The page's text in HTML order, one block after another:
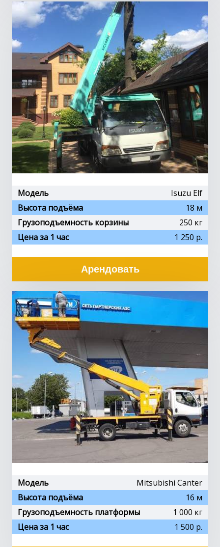
Модель
Isuzu Elf
Высота подъёма
18 м
Грузоподъемность корзины
250 кг
Цена за 1 час
1 250 р.
Арендовать
Модель
Mitsubishi Canter
Высота подъёма
16 м
Грузоподъемность платформы
1 000 кг
Цена за 1 час
1 500 р.